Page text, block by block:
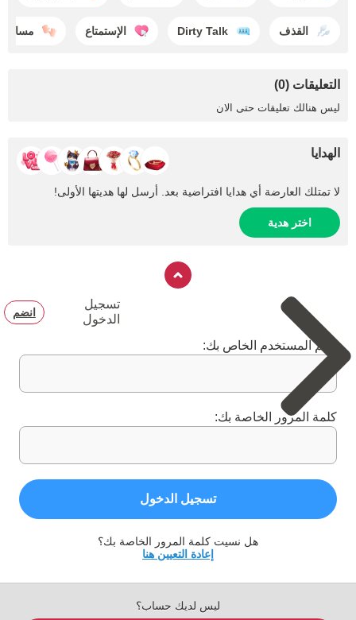
القذف Dirty Talk الإستمتاع مساج
التعليقات (0)
ليس هنالك تعليقات حتى الان
الهدايا
لا تمتلك العارضة أي هدايا افتراضية بعد. أرسل لها هديتها الأولى!
اختر هدية
تسجيل
الدخول
انضم
اسم المستخدم الخاص بك:
كلمة المرور الخاصة بك:
تسجيل الدخول
هل نسيت كلمة المرور الخاصة بك؟
إعادة التعيين هنا
ليس لديك حساب؟